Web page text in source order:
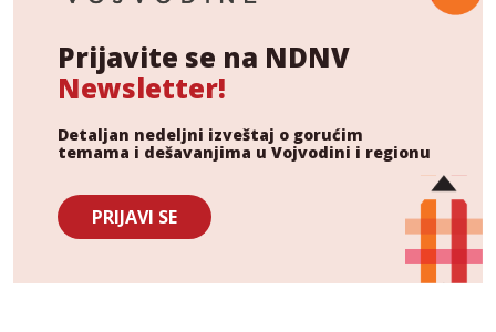
Prijavite se na NDNV
Newsletter!
Detaljan nedeljni izveštaj o gorućim
temama i dešavanjima u Vojvodini i regionu
PRIJAVI SE